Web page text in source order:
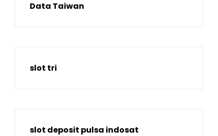
Data Taiwan
slot tri
slot deposit pulsa indosat